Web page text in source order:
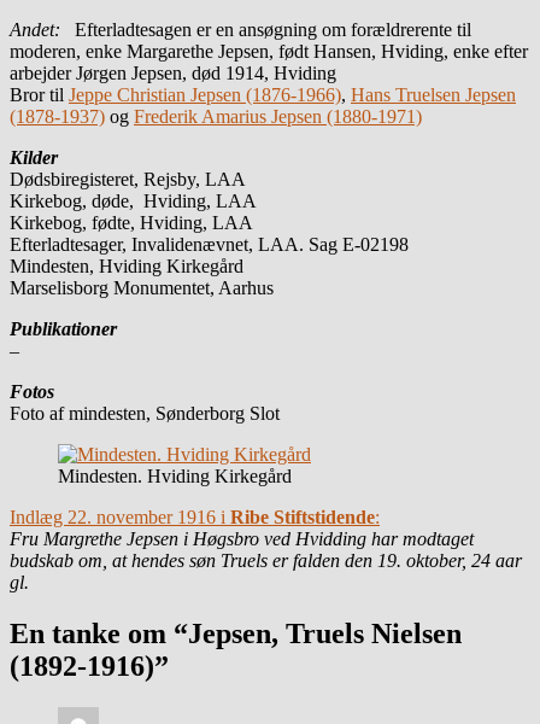
Andet: Efterladtesagen er en ansøgning om forældrerente til
moderen, enke Margarethe Jepsen, født Hansen, Hviding, enke efter
arbejder Jørgen Jepsen, død 1914, Hviding
Bror til Jeppe Christian Jepsen (1876-1966), Hans Truelsen Jepsen
(1878-1937) og Frederik Amarius Jepsen (1880-1971)
Kilder
Dødsbiregisteret, Rejsby, LAA
Kirkebog, døde, Hviding, LAA
Kirkebog, fødte, Hviding, LAA
Efterladtesager, Invalidenævnet, LAA. Sag E-02198
Mindesten, Hviding Kirkegård
Marselisborg Monumentet, Aarhus
Publikationer
–
Fotos
Foto af mindesten, Sønderborg Slot
Mindesten. Hviding Kirkegård
Indlæg 22. november 1916 i Ribe Stiftstidende:
Fru Margrethe Jepsen i Høgsbro ved Hvidding har modtaget
budskab om, at hendes søn Truels er falden den 19. oktober, 24 aar
gl.
En tanke om “Jepsen, Truels Nielsen
(1892-1916)”